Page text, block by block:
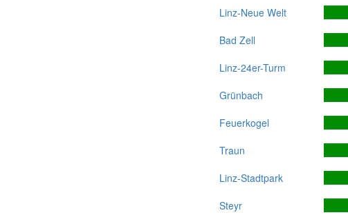
Linz-Neue Welt
Bad Zell
Linz-24er-Turm
Grünbach
Feuerkogel
Traun
Linz-Stadtpark
Steyr